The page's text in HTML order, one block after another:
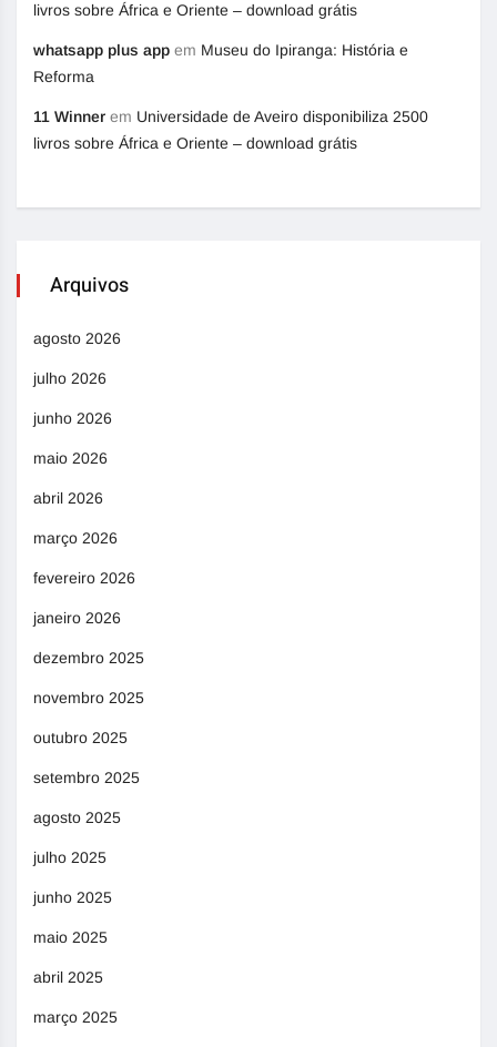
livros sobre África e Oriente – download grátis
whatsapp plus app em Museu do Ipiranga: História e
Reforma
11 Winner em Universidade de Aveiro disponibiliza 2500
livros sobre África e Oriente – download grátis
Arquivos
agosto 2026
julho 2026
junho 2026
maio 2026
abril 2026
março 2026
fevereiro 2026
janeiro 2026
dezembro 2025
novembro 2025
outubro 2025
setembro 2025
agosto 2025
julho 2025
junho 2025
maio 2025
abril 2025
março 2025